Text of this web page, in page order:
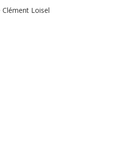
Loisel